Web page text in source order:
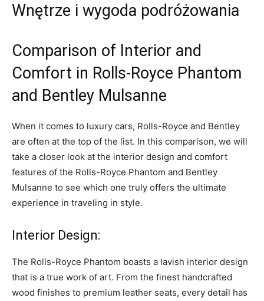
Wnętrze i wygoda‌ podróżowania
Comparison of Interior and
Comfort in Rolls-Royce Phantom
and Bentley⁤ Mulsanne
When it comes to luxury cars, Rolls-Royce and Bentley
are often at the top ‍of the list.⁢ In this comparison, we will
take a closer look at the interior ⁣design and comfort
features of the Rolls-Royce Phantom and Bentley
Mulsanne ⁤to see which one truly offers the ultimate
experience in traveling in‍ style.
Interior Design:
The Rolls-Royce Phantom boasts a lavish interior design
that is a true work of art. From the finest handcrafted
wood finishes to premium leather seats, every detail has